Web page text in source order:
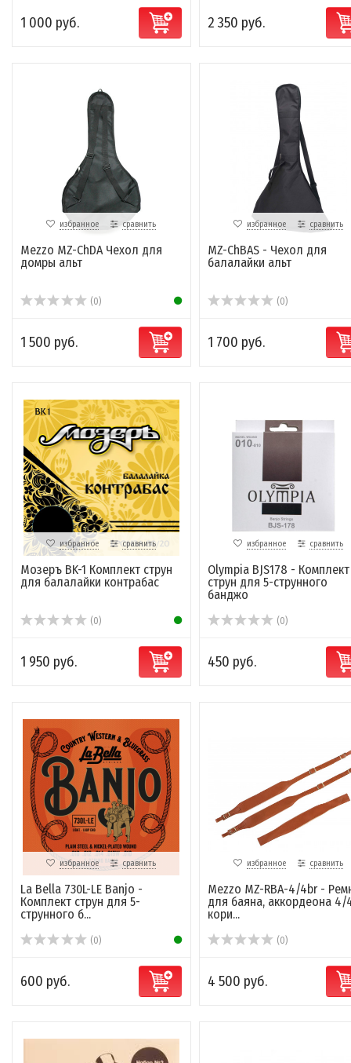
1 000 руб. 2 350 руб.
избранное сравнить
Mezzo MZ-ChDA Чехол для
домры альт
(0)
1 500 руб.
избранное сравнить
MZ-ChBAS - Чехол для
балалайки альт
(0)
1 700 руб.
избранное сравнить
Мозеръ BK-1 Комплект струн
для балалайки контрабас
(0)
1 950 руб.
избранное сравнить
Olympia BJS178 - Комплект
струн для 5-струнного
банджо
(0)
450 руб.
избранное сравнить
La Bella 730L-LE Banjo -
Комплект струн для 5-
струнного б...
(0)
600 руб.
избранное сравнить
Mezzo MZ-RBA-4/4br -
для баяна, аккордеона 4/
кори...
(0)
4 500 руб.